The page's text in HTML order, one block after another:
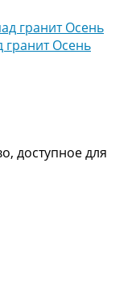
Осень
доступное для